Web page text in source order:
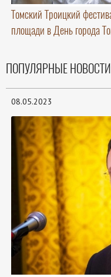
Томский Троицкий
площади в День города
ПОПУЛЯРНЫЕ НОВОСТИ
08.05.2023